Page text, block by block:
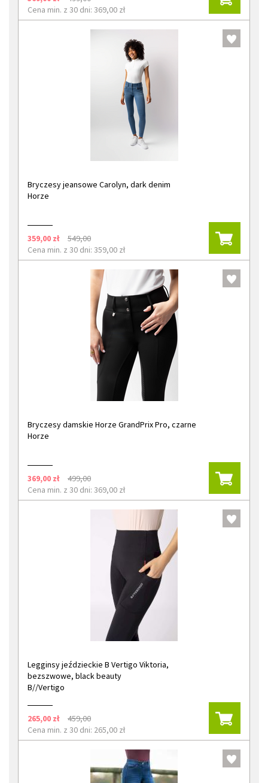
Cena min. z 30 dni: 369,00 zł
Bryczesy jeansowe Carolyn, dark denim
Horze
359,00 zł
549,00
Cena min. z 30 dni: 359,00 zł
Bryczesy damskie Horze GrandPrix Pro, czarne
Horze
369,00 zł
499,00
Cena min. z 30 dni: 369,00 zł
Legginsy jeździeckie B Vertigo Viktoria,
bezszwowe, black beauty
B//Vertigo
265,00 zł
459,00
Cena min. z 30 dni: 265,00 zł